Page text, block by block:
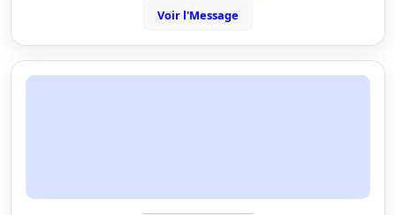
Voir l'Message